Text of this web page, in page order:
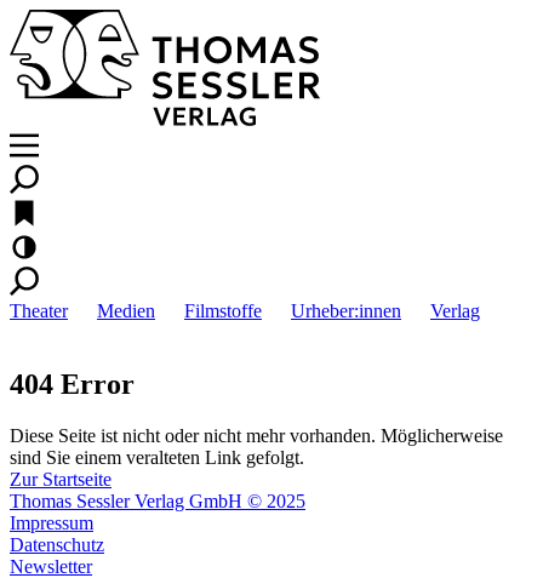
Theater Medien Filmstoffe Urheber:innen Verlag
404 Error
Diese Seite ist nicht oder nicht mehr vorhanden. Möglicherweise
sind Sie einem veralteten Link gefolgt.
Zur Startseite
Thomas Sessler Verlag GmbH © 2025
Impressum
Datenschutz
Newsletter